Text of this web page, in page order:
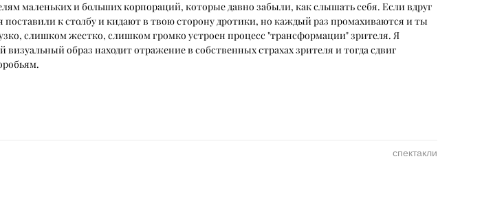
маленьких и больших корпораций, которые давно забыли, как слышать себя. Если вдруг
поставили к столбу и кидают в твою сторону дротики, но каждый раз промахиваются и ты
слишком жестко, слишком громко устроен процесс "трансформации" зрителя. Я
образ находит отражение в собственных страхах зрителя и тогда сдвиг
спектакли